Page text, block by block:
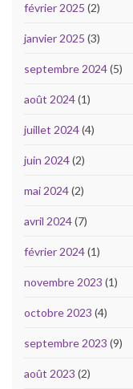
février 2025 (2)
janvier 2025 (3)
septembre 2024(5)
août 2024(1)
juillet 2024(4)
juin 2024(2)
mai 2024(2)
avril 2024(7)
février 2024(1)
novembre 2023 (1)
octobre 2023 (4)
septembre 2023 (9)
août 2023 (2)